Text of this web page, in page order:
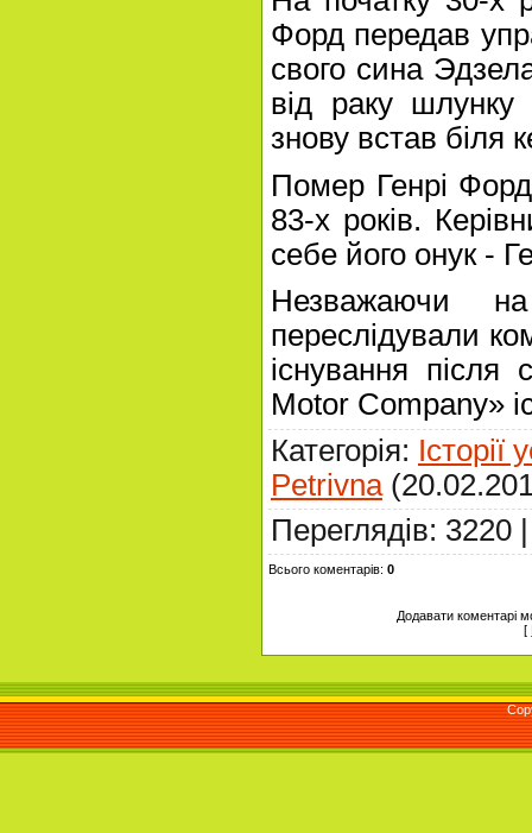
Форд передав
свого сина
від раку
знову встав біля
Помер Генрі Форд
83-х років.
себе його онук -
Незважаючи
переслідували
існування після
Motor Company»
Категорія: Історії
Petrivna
Переглядів: 3220
Всього коментарів: 0
Додавати коментарі
[